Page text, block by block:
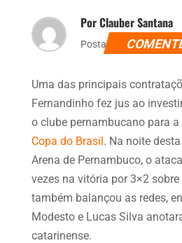
Por Clauber Santana
Postado dia 2 de
Uma das principais
Fernandinho fez jus ao
o clube pernambucano para
Copa do Brasil. Na noite
Arena de Pernambuco, o
vezes na vitória por 3×2
também balançou as redes,
Modesto e Lucas Silva
catarinense.